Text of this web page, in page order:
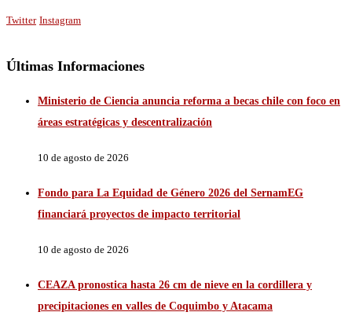
Twitter Instagram
Últimas Informaciones
Ministerio de Ciencia anuncia reforma a becas chile con foco en
áreas estratégicas y descentralización
10 de agosto de 2026
Fondo para La Equidad de Género 2026 del SernamEG
financiará proyectos de impacto territorial
10 de agosto de 2026
CEAZA pronostica hasta 26 cm de nieve en la cordillera y
precipitaciones en valles de Coquimbo y Atacama